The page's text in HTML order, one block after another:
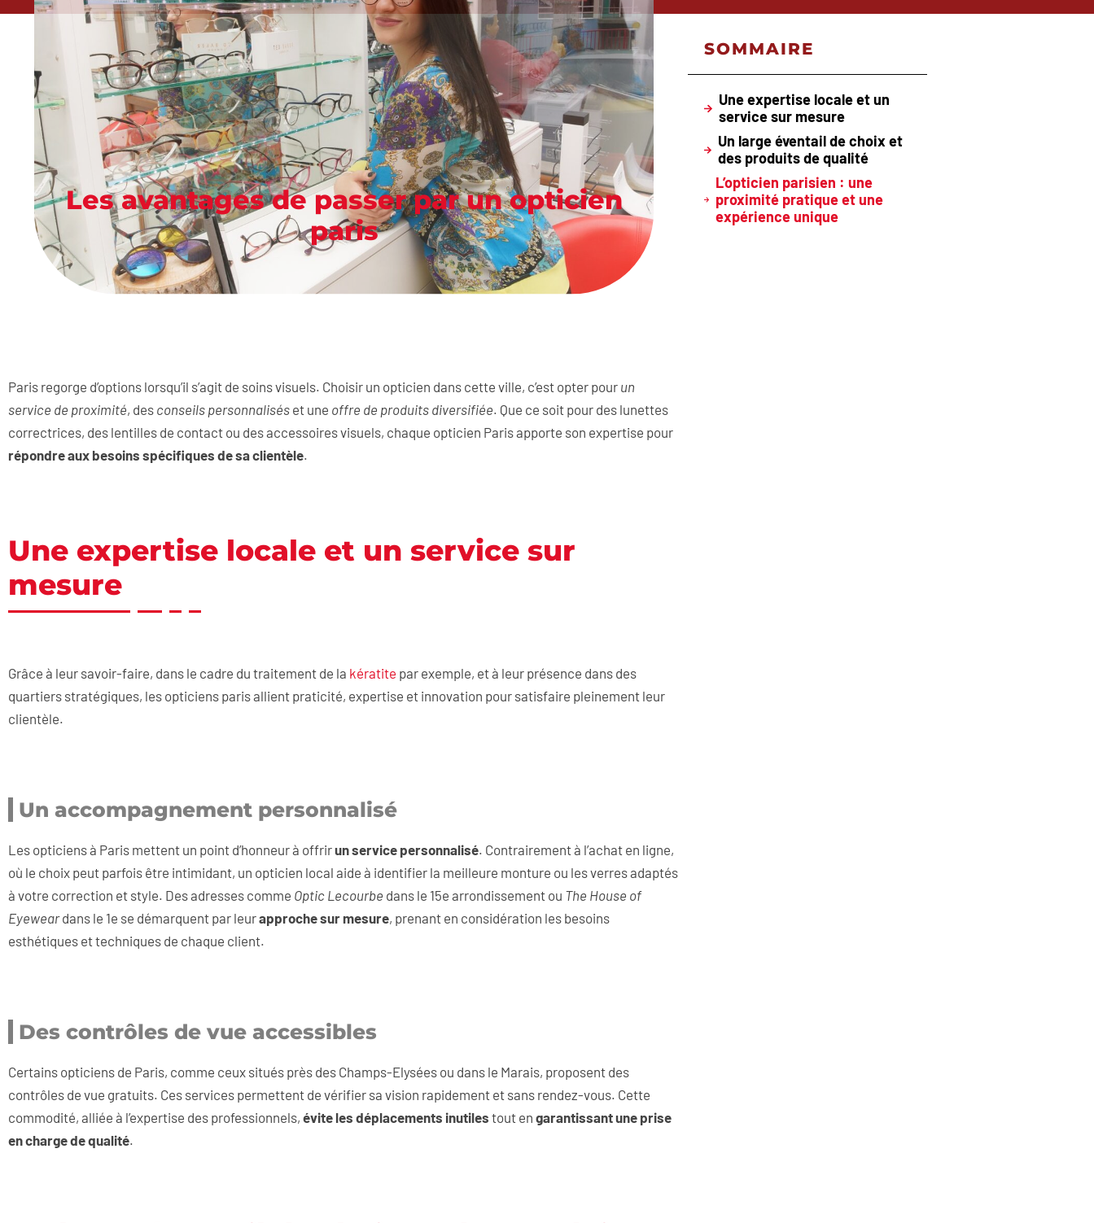
Les avantages de passer par un opticien
paris
Paris regorge d’options lorsqu’il s’agit de soins visuels. Choisir un opticien dans cette ville, c’est opter pour un
service de proximité, des conseils personnalisés et une offre de produits diversifiée. Que ce soit pour des lunettes
correctrices, des lentilles de contact ou des accessoires visuels, chaque opticien Paris apporte son expertise pour
répondre aux besoins spécifiques de sa clientèle.
Une expertise locale et un service sur
mesure
Grâce à leur savoir-faire, dans le cadre du traitement de la kératite par exemple, et à leur présence dans des
quartiers stratégiques, les opticiens paris allient praticité, expertise et innovation pour satisfaire pleinement leur
clientèle.
Un accompagnement personnalisé
Les opticiens à Paris mettent un point d’honneur à offrirun service personnalisé. Contrairement à l’achat en ligne,
où le choix peut parfois être intimidant, un opticien local aide à identifier la meilleure monture ou les verres adaptés
à votre correction et style. Des adresses comme Optic Lecourbe dans le 15e arrondissement ou The House of
Eyeweardans le 1e se démarquent par leurapproche sur mesure, prenant en considération les besoins
esthétiques et techniques de chaque client.
Des contrôles de vue accessibles
Certains opticiens de Paris, comme ceux situés près des Champs-Elysées ou dans le Marais, proposent des
contrôles de vue gratuits. Ces services permettent de vérifier sa vision rapidement et sans rendez-vous. Cette
commodité, alliée à l’expertise des professionnels, évite les déplacements inutiles tout en garantissant une prise
en charge de qualité.
SOMMAIRE
Une expertise locale et un
service sur mesure
Un large éventail de choix et
des produits de qualité
L’opticien parisien : une
proximité pratique et une
expérience unique